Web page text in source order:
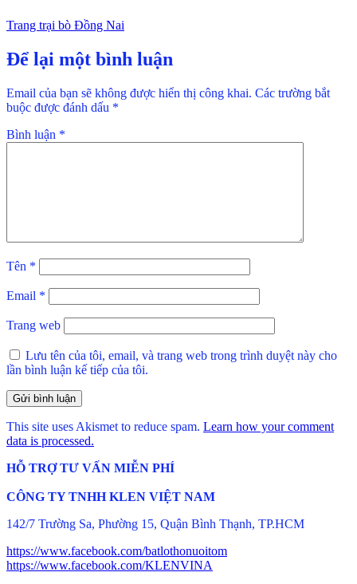
Điều
hướng
bài
viết
Trang trại bò Đồng Nai
Để lại một bình luận
Email của bạn sẽ không được hiển thị công khai. Các trường bắt
buộc được đánh dấu *
Bình luận *
Tên *
Email *
Trang web
Lưu tên của tôi, email, và trang web trong trình duyệt này cho
lần bình luận kế tiếp của tôi.
This site uses Akismet to reduce spam. Learn how your comment
data is processed.
HỖ TRỢ TƯ VẤN MIỄN PHÍ
CÔNG TY TNHH KLEN VIỆT NAM
142/7 Trường Sa, Phường 15, Quận Bình Thạnh, TP.HCM
https://www.facebook.com/batlothonuoitom
https://www.facebook.com/KLENVINA